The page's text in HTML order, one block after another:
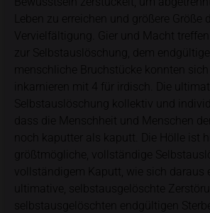
Leben zu erreichen und größere Größe
Vervielfältigung. Gier und Macht
zur Selbstauslöschung, dem
menschliche Bruchstücke konnten sich
inkarnieren mit 4 für irdisch. Die
Selbstauslöschung kollektiv und
dass die Menschheit und Menschen
noch kaputter als kaputt. Die Hölle ist
größtmögliche, vollständige
vollständigem Kaputt, wie sich daraus
ultimative, selbstausgelöschte
selbstausgelöschten endgültigen